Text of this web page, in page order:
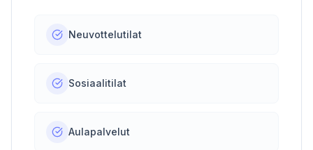
Neuvottelutilat
Sosiaalitilat
Aulapalvelut